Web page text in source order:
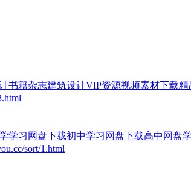
籍杂志建筑设计VIP资源视频素材下载
习网盘下载初中学习网盘下载高中网
sort/1.html